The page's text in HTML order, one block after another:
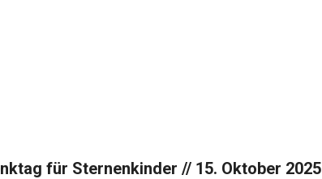
für Sternenkinder // 15. Oktober 2025